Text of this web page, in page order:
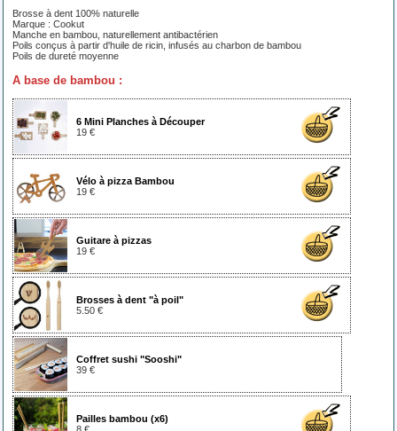
Brosse à dent 100% naturelle
Marque : Cookut
Manche en bambou, naturellement antibactérien
Poils conçus à partir d'huile de ricin, infusés au charbon de bambou
Poils de dureté moyenne
A base de bambou :
6 Mini Planches à Découper
19 €
Vélo à pizza Bambou
19 €
Guitare à pizzas
19 €
Brosses à dent "à poil"
5.50 €
Coffret sushi "Sooshi"
39 €
Pailles bambou (x6)